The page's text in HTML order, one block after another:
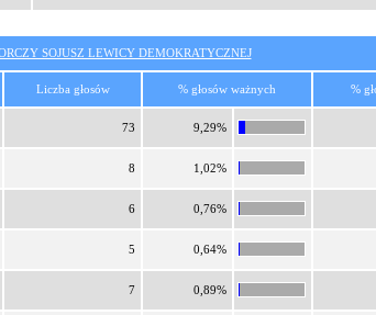
SOJUSZ LEWICY DEMOKRATYCZNEJ
Liczba głosów % głosów ważnych %
73 9,29%
8 1,02%
6 0,76%
5 0,64%
7 0,89%